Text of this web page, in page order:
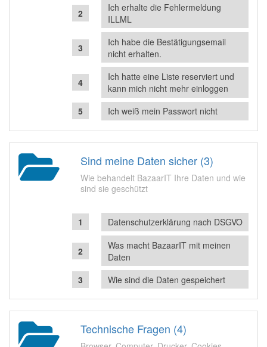
Ich erhalte die Fehlermeldung
ILLML
Ich habe die Bestätigungsemail
nicht erhalten.
Ich hatte eine Liste reserviert und
kann mich nicht mehr einloggen
Ich weiß mein Passwort nicht
Sind meine Daten sicher (3)
Wie behandelt BazaarIT Ihre Daten und wie
sind sie geschützt
Datenschutzerklärung nach DSGVO
Was macht BazaarIT mit meinen
Daten
Wie sind die Daten gespeichert
Technische Fragen (4)